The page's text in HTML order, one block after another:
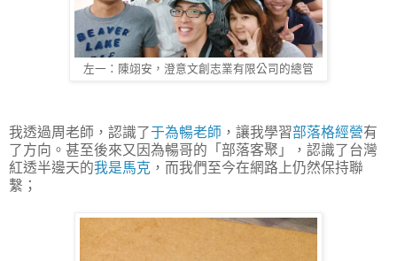
左一：陳翊安，澄意文創志業有限公司的總管
我透過周老師，認識了于為暢老師 ，讓我學習部落格經營有
了方向。甚至後來又因為暢哥的「部落客聚」，認識了台灣
紅透半邊天的我是馬克 ，而我們至今在網路上仍然保持聯
繫；